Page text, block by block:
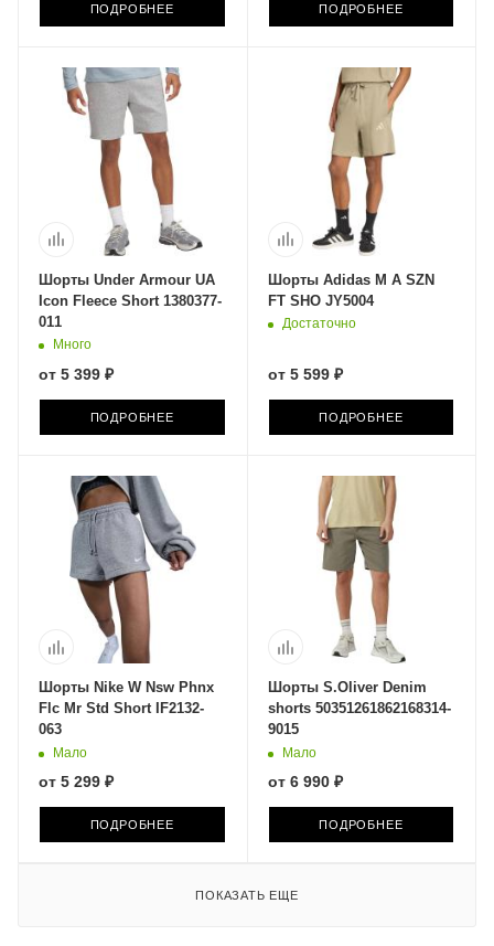
ПОДРОБНЕЕ ПОДРОБНЕЕ
Шорты Under Armour UA
Icon Fleece Short 1380377-
011
Много
от 5 399 ₽
ПОДРОБНЕЕ
Шорты Adidas M A SZN
FT SHO JY5004
Достаточно
от 5 599 ₽
ПОДРОБНЕЕ
Шорты Nike W Nsw Phnx
Flc Mr Std Short IF2132-
063
Мало
от 5 299 ₽
ПОДРОБНЕЕ
Шорты S.Oliver Denim
shorts 50351261862168314-
9015
Мало
от 6 990 ₽
ПОДРОБНЕЕ
ПОКАЗАТЬ ЕЩЕ